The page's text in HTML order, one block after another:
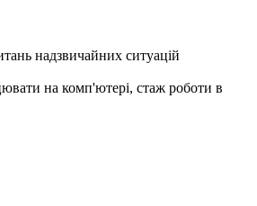
надзвичайних ситуацій
на комп'ютері, стаж роботи в